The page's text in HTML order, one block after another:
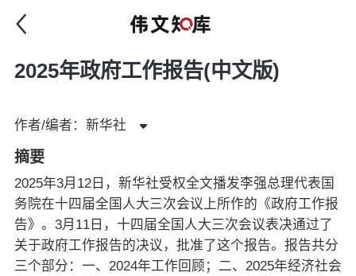
2025年政府工作报告(中文版)
作者/编者：新华社
摘要
2025年3月12日，新华社受权全文播发李强总理代表国
务院在十四届全国人大三次会议上所作的《政府工作报
告》。3月11日，十四届全国人大三次会议表决通过了
关于政府工作报告的决议，批准了这个报告。报告共分
三个部分：一、2024年工作回顾；二、2025年经济社会